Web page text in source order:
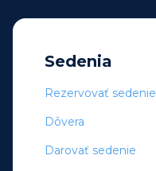
Sedenia
Rezervovať sedenie
Dôvera
Darovať sedenie